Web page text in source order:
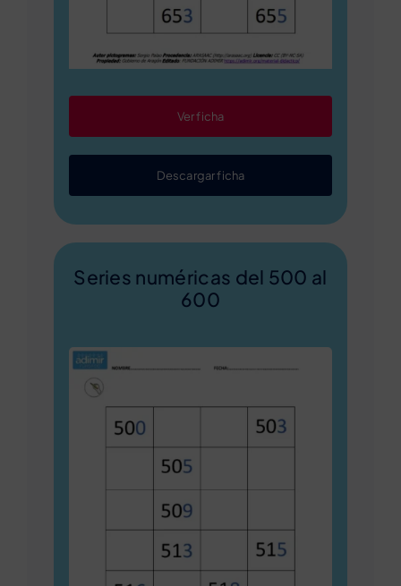
Ver ficha
Descargar ficha
Series numéricas del 500 al
600